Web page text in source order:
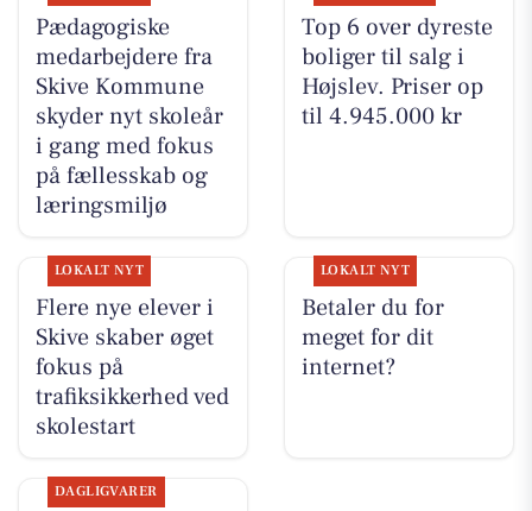
Pædagogiske
medarbejdere fra
Skive Kommune
skyder nyt skoleår
i gang med fokus
på fællesskab og
læringsmiljø
Top 6 over dyreste
boliger til salg i
Højslev. Priser op
til 4.945.000 kr
LOKALT NYT
Flere nye elever i
Skive skaber øget
fokus på
trafiksikkerhed ved
skolestart
LOKALT NYT
Betaler du for
meget for dit
internet?
DAGLIGVARER